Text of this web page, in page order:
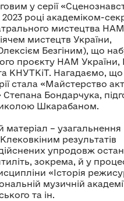
у серії
2023 році академіком-
мистецтва
мистецтв України,
Безгіним), що
проєкту НАМ України,
КНУТКіТ. Нагадаємо,
стала «Майстерство
Бондарчука,
Шкарабаном.
– узагальнення
результатів
упродовж
зокрема, й у
«Історія
музичній
та ін.